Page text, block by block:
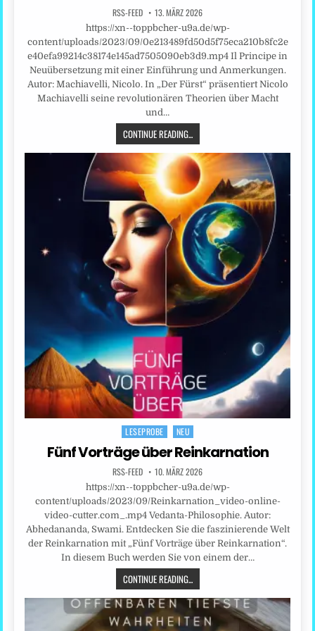
RSS-FEED 13. MÄRZ 2026
https://xn--toppbcher-u9a.de/wp-
content/uploads/2023/09/0e213489fd50d5f75eca210b8fc2e
e40efa99214c38174e145ad7505090eb3d9.mp4 Il Principe in
Neuübersetzung mit einer Einführung und Anmerkungen.
Autor: Machiavelli, Nicolo. In „Der Fürst“ präsentiert Nicolo
Machiavelli seine revolutionären Theorien über Macht
und…
CONTINUE READING...
Posted
LESEPROBE NEU
Fünf Vorträge über Reinkarnation
RSS-FEED 10. MÄRZ 2026
https://xn--toppbcher-u9a.de/wp-
content/uploads/2023/09/Reinkarnation_video-online-
video-cutter.com_.mp4 Vedanta-Philosophie. Autor:
Abhedananda, Swami. Entdecken Sie die faszinierende Welt
der Reinkarnation mit „Fünf Vorträge über Reinkarnation“.
In diesem Buch werden Sie von einem der…
CONTINUE READING...